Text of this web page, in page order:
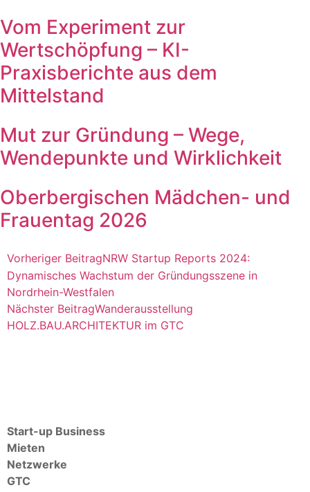
Vom Experiment zur
Wertschöpfung – KI-
Praxisberichte aus dem
Mittelstand
Mut zur Gründung – Wege,
Wendepunkte und Wirklichkeit
Oberbergischen Mädchen- und
Frauentag 2026
Vorheriger BeitragNRW Startup Reports 2024:
Dynamisches Wachstum der Gründungsszene in
Nordrhein-Westfalen
Nächster BeitragWanderausstellung
HOLZ.BAU.ARCHITEKTUR im GTC
Start-up Business
Mieten
Netzwerke
GTC